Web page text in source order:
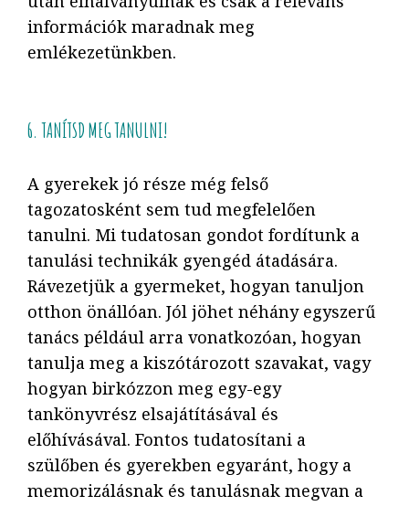
információk maradnak meg
emlékezetünkben.
6. TANÍTSD MEG TANULNI!
A gyerekek jó része még felső
tagozatosként sem tud megfelelően
tanulni. Mi tudatosan gondot fordítunk a
tanulási technikák gyengéd átadására.
Rávezetjük a gyermeket, hogyan tanuljon
otthon önállóan. Jól jöhet néhány egyszerű
tanács például arra vonatkozóan, hogyan
tanulja meg a kiszótározott szavakat, vagy
hogyan birkózzon meg egy-egy
tankönyvrész elsajátításával és
előhívásával. Fontos tudatosítani a
szülőben és gyerekben egyaránt, hogy a
memorizálásnak és tanulásnak megvan a